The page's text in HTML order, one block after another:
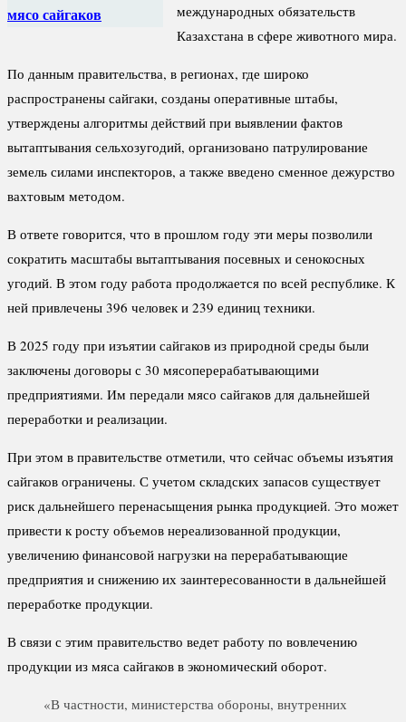
мясо сайгаков
международных обязательств
Казахстана в сфере животного мира.
По данным правительства, в регионах, где широко
распространены сайгаки, созданы оперативные штабы,
утверждены алгоритмы действий при выявлении фактов
вытаптывания сельхозугодий, организовано патрулирование
земель силами инспекторов, а также введено сменное дежурство
вахтовым методом.
В ответе говорится, что в прошлом году эти меры позволили
сократить масштабы вытаптывания посевных и сенокосных
угодий. В этом году работа продолжается по всей республике. К
ней привлечены 396 человек и 239 единиц техники.
В 2025 году при изъятии сайгаков из природной среды были
заключены договоры с 30 мясоперерабатывающими
предприятиями. Им передали мясо сайгаков для дальнейшей
переработки и реализации.
При этом в правительстве отметили, что сейчас объемы изъятия
сайгаков ограничены. С учетом складских запасов существует
риск дальнейшего перенасыщения рынка продукцией. Это может
привести к росту объемов нереализованной продукции,
увеличению финансовой нагрузки на перерабатывающие
предприятия и снижению их заинтересованности в дальнейшей
переработке продукции.
В связи с этим правительство ведет работу по вовлечению
продукции из мяса сайгаков в экономический оборот.
«В частности, министерства обороны, внутренних